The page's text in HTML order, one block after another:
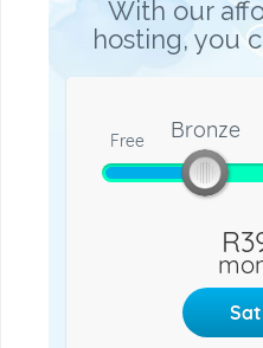
With our
hosting, you
Bronze
Free Bronze